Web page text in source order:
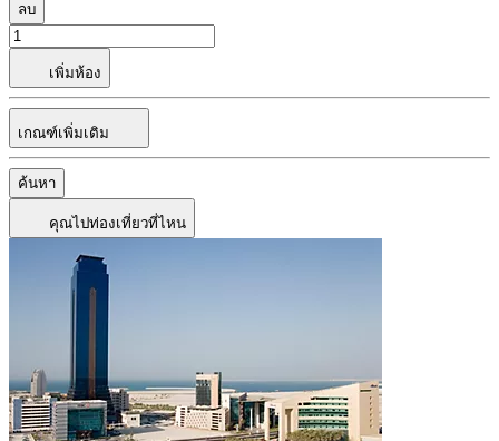
ลบ
เพิ่มห้อง
เกณฑ์เพิ่มเติม
ค้นหา
คุณไปท่องเที่ยวที่ไหน